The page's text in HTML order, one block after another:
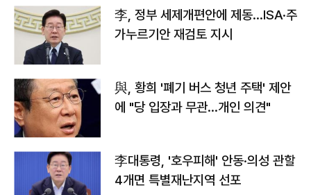
李, 정부 세제개편안에 제동…ISA·주
가누르기안 재검토 지시
與, 황희 '폐기 버스 청년 주택' 제안
에 "당 입장과 무관…개인 의견"
李대통령, '호우피해' 안동·의성 관할
4개면 특별재난지역 선포